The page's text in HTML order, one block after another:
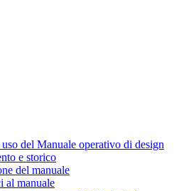
del Manuale operativo di design
e storico
del manuale
al manuale